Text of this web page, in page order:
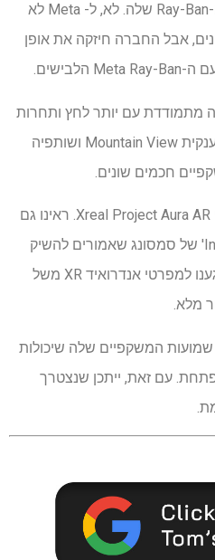
יותר לחץ על Meta ועל מערך ה-Ray-Ban שלה. לא, ל- Meta לא
אבל החברה חיזקה את אופן
החברה מתמודדת עם יותר לחץ ותחרות
מוגברת. ב-Google I/O במאי, ענקית Mountain View ושותפיה
חכמים שונים.
זה כולל מראה חדש של משקפי Xreal Project Aura AR. ראינו גם
את משקפי 'Intelligent Eyeware' של סמסונג שאמורים להשיק
בסתיו הקרוב. וזה עוד לפני שהגענו למפרטי אנדרואיד XR משל
מלא.
המשקפיים שלה שיכולות
עם זאת, ייתכן שנצטרך